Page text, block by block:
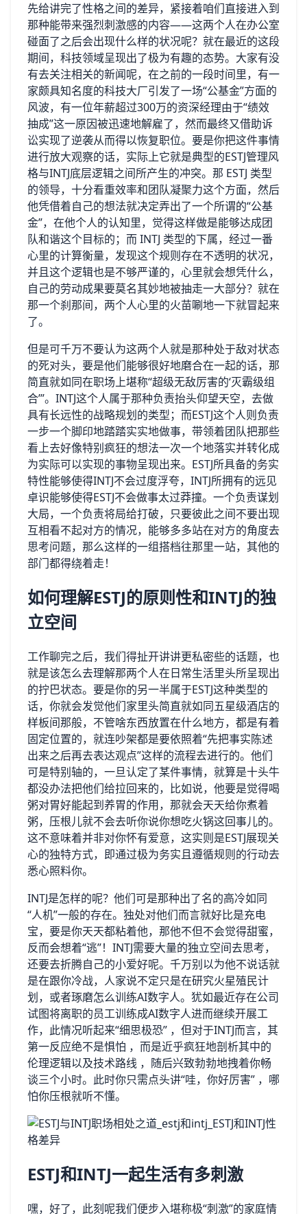
先给讲完了性格之间的差异，紧接着咱们直接进入到
那种能带来强烈刺激感的内容——这两个人在办公室
碰面了之后会出现什么样的状况呢？就在最近的这段
期间，科技领域呈现出了极为有趣的态势。大家有没
有去关注相关的新闻呢，在之前的一段时间里，有一
家颇具知名度的科技大厂引发了一场“公基金”方面的
风波，有一位年薪超过300万的资深经理由于“绩效
抽成”这一原因被迅速地解雇了，然而最终又借助诉
讼实现了逆袭从而得以恢复职位。要是你把这件事情
进行放大观察的话，实际上它就是典型的ESTJ管理风
格与INTJ底层逻辑之间所产生的冲突。那 ESTJ 类型
的领导，十分看重效率和团队凝聚力这个方面，然后
他凭借着自己的想法就决定弄出了一个所谓的“公基
金”，在他个人的认知里，觉得这样做是能够达成团
队和谐这个目标的；而 INTJ 类型的下属，经过一番
心里的计算衡量，发现这个规则存在不透明的状况，
并且这个逻辑也是不够严谨的，心里就会想凭什么，
自己的劳动成果要莫名其妙地被抽走一大部分？就在
那一个刹那间，两个人心里的火苗唰地一下就冒起来
了。
但是可千万不要认为这两个人就是那种处于敌对状态
的死对头，要是他们能够很好地磨合在一起的话，那
简直就如同在职场上堪称“超级无敌厉害的‘灭霸级组
合’”。INTJ这个人属于那种负责抬头仰望天空，去做
具有长远性的战略规划的类型；而ESTJ这个人则负责
一步一个脚印地踏踏实实地做事，带领着团队把那些
看上去好像特别疯狂的想法一次一个地落实并转化成
为实际可以实现的事物呈现出来。ESTJ所具备的务实
特性能够使得INTJ不会过度浮夸，INTJ所拥有的远见
卓识能够使得ESTJ不会做事太过莽撞。一个负责谋划
大局，一个负责将局给打破，只要彼此之间不要出现
互相看不起对方的情况，能够多多站在对方的角度去
思考问题，那么这样的一组搭档往那里一站，其他的
部门都得绕着走！
如何理解ESTJ的原则性和INTJ的独
立空间
工作聊完之后，我们得扯开讲讲更私密些的话题，也
就是该怎么去理解那两个人在日常生活里头所呈现出
的拧巴状态。要是你的另一半属于ESTJ这种类型的
话，你就会发觉他们家里头简直就如同五星级酒店的
样板间那般，不管啥东西放置在什么地方，都是有着
固定位置的，就连吵架都是要依照着“先把事实陈述
出来之后再去表达观点”这样的流程去进行的。他们
可是特别轴的，一旦认定了某件事情，就算是十头牛
都没办法把他们给拉回来的，比如说，他要是觉得喝
粥对胃好能起到养胃的作用，那就会天天给你煮着
粥，压根儿就不会去听你说你想吃火锅这回事儿的。
这不意味着并非对你怀有爱意，这实则是ESTJ展现关
心的独特方式，即通过极为务实且遵循规则的行动去
悉心照料你。
INTJ是怎样的呢？他们可是那种出了名的高冷如同
“人机”一般的存在。独处对他们而言就好比是充电
宝，要是你天天都粘着他，那他不但不会觉得甜蜜，
反而会想着“逃”！INTJ需要大量的独立空间去思考，
还要去折腾自己的小爱好呢。千万别以为他不说话就
是在跟你冷战，人家说不定只是在研究火星殖民计
划，或者琢磨怎么训练AI数字人。犹如最近存在公司
试图将离职的员工训练成AI数字人进而继续开展工
作，此情况听起来“细思极恐” ，但对于INTJ而言，其
第一反应绝不是惧怕 ，而是近乎疯狂地剖析其中的
伦理逻辑以及技术路线 ，随后兴致勃勃地拽着你畅
谈三个小时。此时你只需点头讲“哇，你好厉害” ，哪
怕你压根就听不懂。
ESTJ和INTJ一起生活有多刺激
嘿，好了，此刻呢我们便步入堪称极“刺激”的家庭情